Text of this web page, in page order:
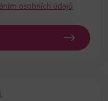
osobních údajů